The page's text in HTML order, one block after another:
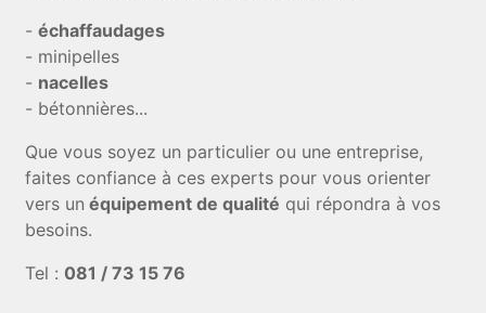
-échaffaudages
- minipelles
- nacelles
- bétonnières...
Que vous soyez un particulier ou une entreprise,
faites confiance à ces experts pour vous orienter
vers un équipement de qualité qui répondra à vos
besoins.
Tel : 081 / 73 15 76